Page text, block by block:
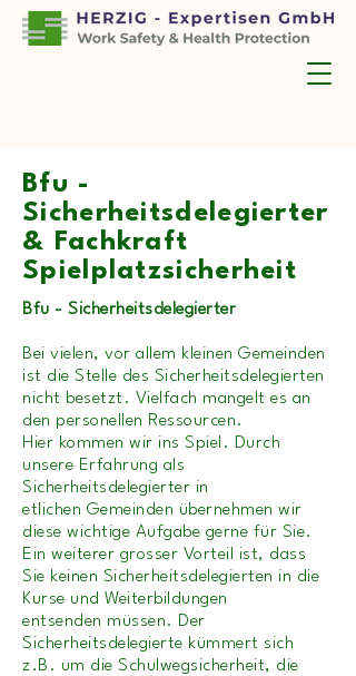
Bfu -
Sicherheitsdelegierter
& Fachkraft
Spielplatzsicherheit
Bfu - Sicherheitsdelegierter
​Bei vielen, vor allem kleinen Gemeinden
ist die Stelle des Sicherheitsdelegierten
nicht besetzt. Vielfach mangelt es an
den personellen Ressourcen.
Hier kommen wir ins Spiel. Durch
unsere Erfahrung als
Sicherheitsdelegierter in
etlichen Gemeinden übernehmen wir
diese wichtige Aufgabe gerne für Sie.
Ein weiterer grosser Vorteil ist, dass
Sie keinen Sicherheitsdelegierten in die
Kurse und Weiterbildungen
entsenden müssen. Der
Sicherheitsdelegierte kümmert sich
z.B. um die Schulwegsicherheit, die